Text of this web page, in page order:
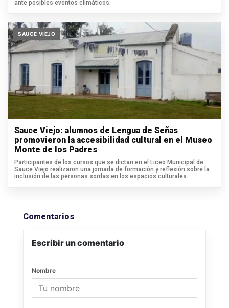
ante posibles eventos climáticos.
SAUCE VIEJO
Sauce Viejo: alumnos de Lengua de Señas
promovieron la accesibilidad cultural en el Museo
Monte de los Padres
Participantes de los cursos que se dictan en el Liceo Municipal de
Sauce Viejo realizaron una jornada de formación y reflexión sobre la
inclusión de las personas sordas en los espacios culturales.
Comentarios
Escribir un comentario
Nombre